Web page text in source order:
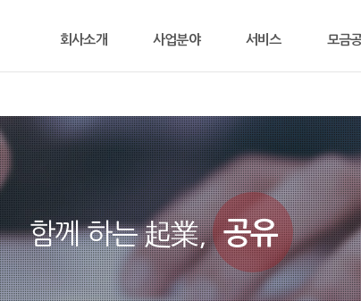
회사소개 사업분야 서비스 모금
함께 하는 起業, 공유